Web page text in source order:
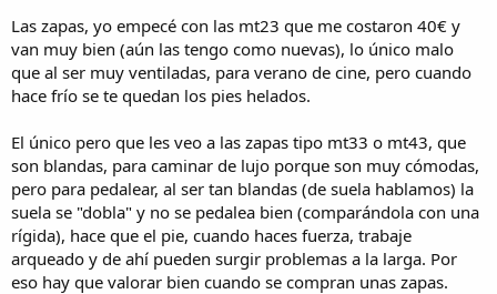
Las zapas, yo empecé con las mt23 que me costaron 40€ y
van muy bien (aún las tengo como nuevas), lo único malo
que al ser muy ventiladas, para verano de cine, pero cuando
hace frío se te quedan los pies helados.
El único pero que les veo a las zapas tipo mt33 o mt43, que
son blandas, para caminar de lujo porque son muy cómodas,
pero para pedalear, al ser tan blandas (de suela hablamos) la
suela se "dobla" y no se pedalea bien (comparándola con una
rígida), hace que el pie, cuando haces fuerza, trabaje
arqueado y de ahí pueden surgir problemas a la larga. Por
eso hay que valorar bien cuando se compran unas zapas.